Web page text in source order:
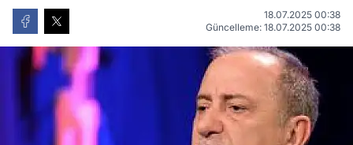
18.07.2025 00:38
Güncelleme: 18.07.2025 00:38